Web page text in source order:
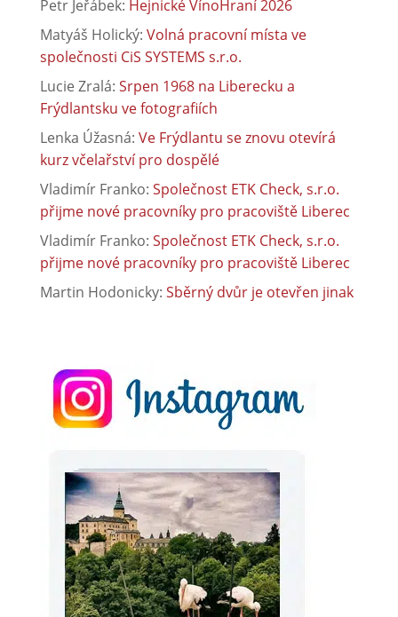
Petr Jeřábek: Hejnické VínoHraní 2026
Matyáš Holický: Volná pracovní místa ve
společnosti CiS SYSTEMS s.r.o.
Lucie Zralá: Srpen 1968 na Liberecku a
Frýdlantsku ve fotografiích
Lenka Úžasná: Ve Frýdlantu se znovu otevírá
kurz včelařství pro dospělé
Vladimír Franko: Společnost ETK Check, s.r.o.
přijme nové pracovníky pro pracoviště Liberec
Vladimír Franko: Společnost ETK Check, s.r.o.
přijme nové pracovníky pro pracoviště Liberec
Martin Hodonicky: Sběrný dvůr je otevřen jinak